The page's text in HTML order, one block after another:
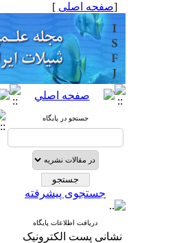
[صفحه اصلی ]
جستجو در پایگاه
جستجوی پیشرفته
دریافت اطلاعات پایگاه
نشانی پست الکترونیک